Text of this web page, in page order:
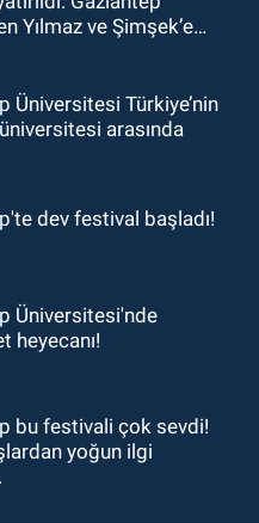
Yılmaz ve Şimşek’e
Üniversitesi Türkiye’nin
arasında
dev festival başladı!
Üniversitesi'nde
heyecanı!
bu festivali çok sevdi!
yoğun ilgi